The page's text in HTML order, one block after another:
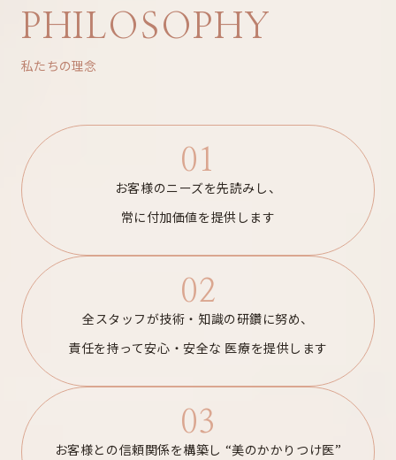
PHILOSOPHY
私たちの理念
01
お客様のニーズを先読みし、
常に付加価値を提供します
02
全スタッフが技術・知識の研鑽に努め、
責任を持って安心・安全な 医療を提供します
03
お客様との信頼関係を構築し “美のかかりつけ医”